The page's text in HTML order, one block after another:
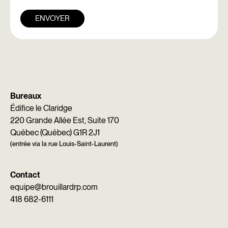
ENVOYER
Bureaux
Édifice le Claridge
220 Grande Allée Est, Suite 170
Québec (Québec) G1R 2J1
(entrée via la rue Louis-Saint-Laurent)
Contact
equipe@brouillardrp.com
418 682-6111